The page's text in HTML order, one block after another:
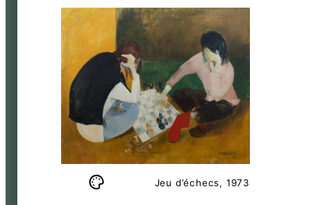
Jeu d’échecs, 1973